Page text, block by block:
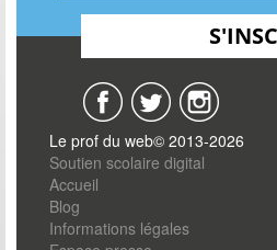
Le prof du web© 2013-2026
Soutien scolaire digital
Accueil
Blog
Informations légales